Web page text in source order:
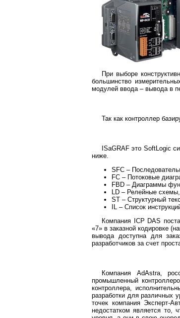
При выборе
большинство
модулей ввода – вывода в
Так как контроллер
ISaGRAF это SoftLogic
ниже.
SFC –
FC – Потоковые
FBD – Диаграммы
LD – Релейные
ST – Структурный
IL – Список
Компания ICP DAS
«7» в заказной кодировке
вывода доступна для
разработчиков за счет
Компания AdAstra,
промышленный
контроллера,
разработки для различных
точек компания Эксперт-
недостатком является то,